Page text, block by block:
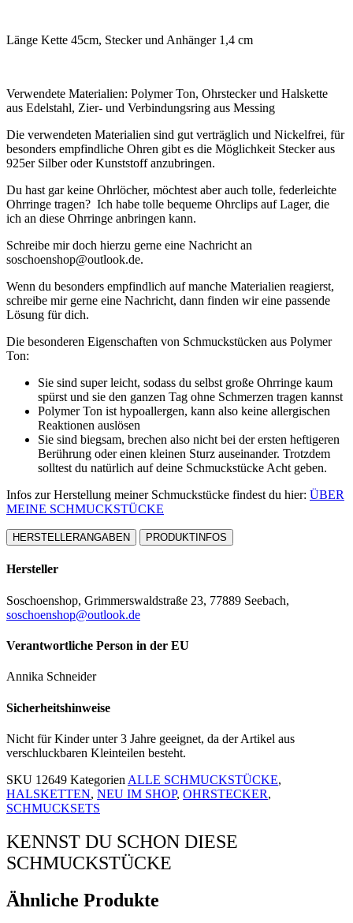
Länge Kette 45cm, Stecker und Anhänger 1,4 cm
Verwendete Materialien: Polymer Ton, Ohrstecker und Halskette
aus Edelstahl, Zier- und Verbindungsring aus Messing
Die verwendeten Materialien sind gut verträglich und Nickelfrei, für
besonders empfindliche Ohren gibt es die Möglichkeit Stecker aus
925er Silber oder Kunststoff anzubringen.
Du hast gar keine Ohrlöcher, möchtest aber auch tolle, federleichte
Ohrringe tragen? Ich habe tolle bequeme Ohrclips auf Lager, die
ich an diese Ohrringe anbringen kann.
Schreibe mir doch hierzu gerne eine Nachricht an
soschoenshop@outlook.de.
Wenn du besonders empfindlich auf manche Materialien reagierst,
schreibe mir gerne eine Nachricht, dann finden wir eine passende
Lösung für dich.
Die besonderen Eigenschaften von Schmuckstücken aus Polymer
Ton:
Sie sind super leicht, sodass du selbst große Ohrringe kaum
spürst und sie den ganzen Tag ohne Schmerzen tragen kannst
Polymer Ton ist hypoallergen, kann also keine allergischen
Reaktionen auslösen
Sie sind biegsam, brechen also nicht bei der ersten heftigeren
Berührung oder einen kleinen Sturz auseinander. Trotzdem
solltest du natürlich auf deine Schmuckstücke Acht geben.
Infos zur Herstellung meiner Schmuckstücke findest du hier: ÜBER
MEINE SCHMUCKSTÜCKE
HERSTELLERANGABEN PRODUKTINFOS
Hersteller
Soschoenshop, Grimmerswaldstraße 23, 77889 Seebach,
soschoenshop@outlook.de
Verantwortliche Person in der EU
Annika Schneider
Sicherheitshinweise
Nicht für Kinder unter 3 Jahre geeignet, da der Artikel aus
verschluckbaren Kleinteilen besteht.
SKU 12649 Kategorien ALLE SCHMUCKSTÜCKE,
HALSKETTEN, NEU IM SHOP, OHRSTECKER,
SCHMUCKSETS
KENNST DU SCHON DIESE
SCHMUCKSTÜCKE
Ähnliche Produkte